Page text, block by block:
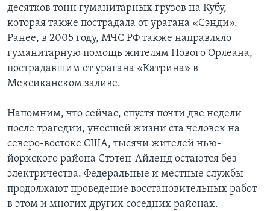
десятков тонн гуманитарных грузов на Кубу,
которая также пострадала от урагана «Сэнди».
Ранее, в 2005 году, МЧС РФ также направляло
гуманитарную помощь жителям Нового Орлеана,
пострадавшим от урагана «Катрина» в
Мексиканском заливе.
Напомним, что сейчас, спустя почти две недели
после трагедии, унесшей жизни ста человек на
северо-востоке США, тысячи жителей нью-
йоркского района Стэтен-Айленд остаются без
электричества. Федеральные и местные службы
продолжают проведение восстановительных работ
в этом и многих других соседних районах.